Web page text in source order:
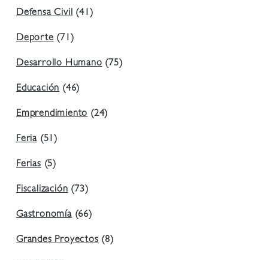
Defensa Civil(41)
Deporte(71)
Desarrollo Humano(75)
Educación(46)
Emprendimiento(24)
Feria (51)
Ferias(5)
Fiscalización(73)
Gastronomía(66)
Grandes Proyectos(8)